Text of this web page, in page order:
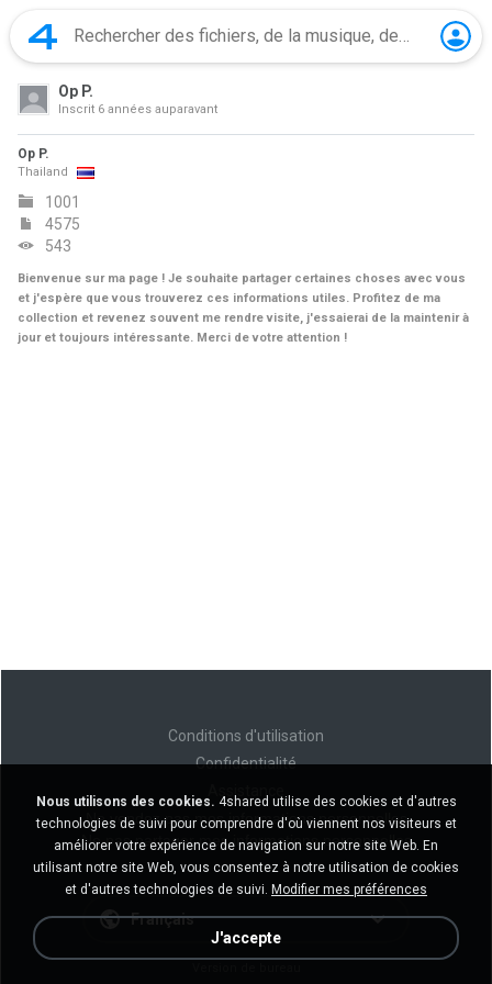
Op P.
Inscrit 6 années auparavant
Op P.
Thailand
1001
4575
543
Bienvenue sur ma page ! Je souhaite partager certaines choses avec vous
et j'espère que vous trouverez ces informations utiles. Profitez de ma
collection et revenez souvent me rendre visite, j'essaierai de la maintenir à
jour et toujours intéressante. Merci de votre attention !
Conditions d'utilisation
Confidentialité
Ne vendez pas mes informations personnelles
Ne pas partager mes informations personnelles
Français
Nous utilisons des cookies. 4shared utilise des cookies et d'autres
technologies de suivi pour comprendre d'où viennent nos visiteurs et
améliorer votre expérience de navigation sur notre site Web. En
utilisant notre site Web, vous consentez à notre utilisation de cookies
et d'autres technologies de suivi. Modifier mes préférences
J'accepte